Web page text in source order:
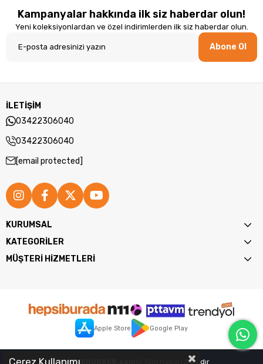
Kampanyalar hakkında ilk siz haberdar olun!
Yeni koleksiyonlardan ve özel indirimlerden ilk siz haberdar olun.
Abone Ol
İLETİŞİM
03422306040
03422306040
[email protected]
KURUMSAL
KATEGORİLER
MÜŞTERİ HİZMETLERİ
Apple Store Google Play
2026TEKNORAKS.com © Tüm Hakları Saklıdır
Çerez Kullanımı